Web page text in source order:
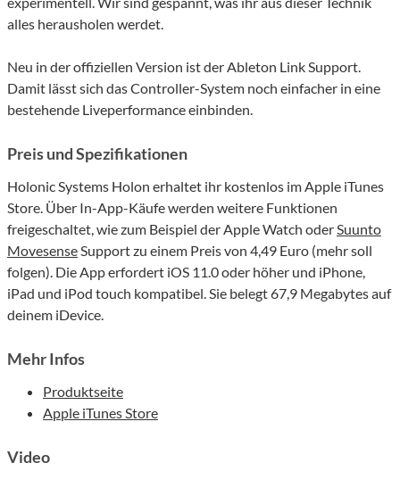
alles herausholen werdet.
Neu in der offiziellen Version ist der Ableton Link Support.
Damit lässt sich das Controller-System noch einfacher in eine
bestehende Liveperformance einbinden.
Preis und Spezifikationen
Holonic Systems Holon erhaltet ihr kostenlos im Apple iTunes
Store. Über In-App-Käufe werden weitere Funktionen
freigeschaltet, wie zum Beispiel der Apple Watch oderSuunto
MovesenseSupport zu einem Preis von 4,49 Euro (mehr soll
folgen). Die App erfordert iOS 11.0 oder höher und iPhone,
iPad und iPod touch kompatibel. Sie belegt 67,9 Megabytes auf
deinem iDevice.
Mehr Infos
Produktseite
Apple iTunes Store
Video